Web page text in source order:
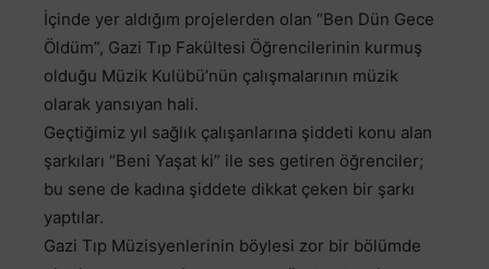
İçinde yer aldığım projelerden olan “Ben Dün Gece
Öldüm”, Gazi Tıp Fakültesi Öğrencilerinin kurmuş
olduğu Müzik Kulübü’nün çalışmalarının müzik
olarak yansıyan hali.
Geçtiğimiz yıl sağlık çalışanlarına şiddeti konu alan
şarkıları “Beni Yaşat ki” ile ses getiren öğrenciler;
bu sene de kadına şiddete dikkat çeken bir şarkı
yaptılar.
Gazi Tıp Müzisyenlerinin böylesi zor bir bölümde